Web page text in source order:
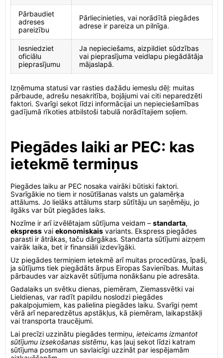
Pārbaudiet
adreses
pareizību
Pārliecinieties, vai norādītā piegādes
adrese ir pareiza un pilnīga.
Iesniedziet
oficiālu
pieprasījumu
Ja nepieciešams, aizpildiet sūdzības
vai pieprasījuma veidlapu piegādātāja
mājaslapā.
Izņēmuma statusi var rasties dažādu iemeslu dēļ: muitas
pārbaude, adrešu nesakritība, bojājumi vai citi neparedzēti
faktori. Svarīgi sekot līdzi informācijai un nepieciešamības
gadījumā rīkoties atbilstoši tabulā norādītajiem soļiem.
Piegādes laiki ar PEC: kas
ietekmē termiņus
Piegādes laiku ar PEC nosaka vairāki būtiski faktori.
Svarīgākie no tiem ir nosūtīšanas valsts un galamērķa
attālums. Jo lielāks attālums starp sūtītāju un saņēmēju, jo
ilgāks var būt piegādes laiks.
Nozīme ir arī izvēlētajam sūtījuma veidam – standarta,
ekspress vai ekonomiskais variants. Ekspress piegādes
parasti ir ātrākas, taču dārgākas. Standarta sūtījumi aizņem
vairāk laika, bet ir finansiāli izdevīgāki.
Uz piegādes termiņiem ietekmē arī muitas procedūras, īpaši,
ja sūtījums tiek piegādāts ārpus Eiropas Savienības. Muitas
pārbaudes var aizkavēt sūtījuma nonākšanu pie adresāta.
Gadalaiks un svētku dienas, piemēram, Ziemassvētki vai
Lieldienas, var radīt papildu noslodzi piegādes
pakalpojumiem, kas palielina piegādes laiku. Svarīgi ņemt
vērā arī neparedzētus apstākļus, kā piemēram, laikapstākļi
vai transporta traucējumi.
Lai precīzi uzzinātu piegādes termiņu, ieteicams izmantot
sūtījumu izsekošanas sistēmu, kas ļauj sekot līdzi katram
sūtījuma posmam un savlaicīgi uzzināt par iespējamām